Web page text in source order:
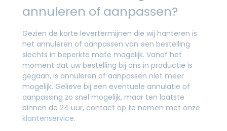
annuleren of aanpassen?
Gezien de korte levertermijnen die wij hanteren is
het annuleren of aanpassen van een bestelling
slechts in beperkte mate mogelijk. Vanaf het
moment dat uw bestelling bij ons in productie is
gegaan, is annuleren of aanpassen niet meer
mogelijk. Gelieve bij een eventuele annulatie of
aanpassing zo snel mogelijk, maar ten laatste
binnen de 24 uur, contact op te nemen met onze
klantenservice.